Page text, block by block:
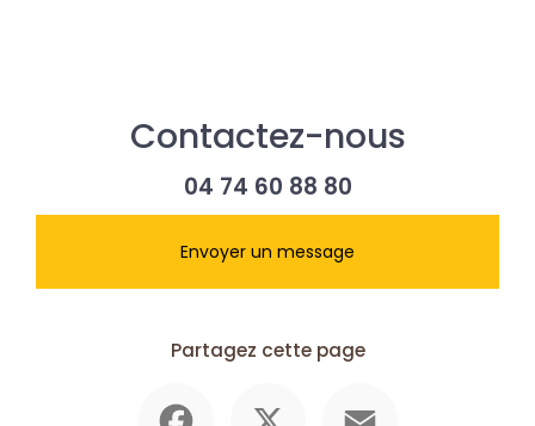
Contactez-nous
04 74 60 88 80
Envoyer un message
Partagez cette page